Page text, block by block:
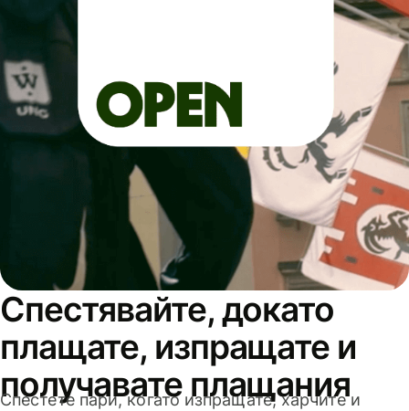
Спестявайте, докато
плащате, изпращате и
получавате плащания
Спестете пари, когато изпращате, харчите и